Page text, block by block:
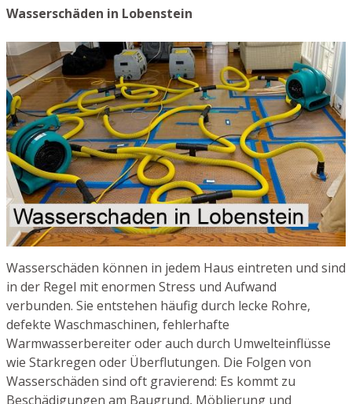
Wasserschäden in Lobenstein
Wasserschäden können in jedem Haus eintreten und sind
in der Regel mit enormen Stress und Aufwand
verbunden. Sie entstehen häufig durch lecke Rohre,
defekte Waschmaschinen, fehlerhafte
Warmwasserbereiter oder auch durch Umwelteinflüsse
wie Starkregen oder Überflutungen. Die Folgen von
Wasserschäden sind oft gravierend: Es kommt zu
Beschädigungen am Baugrund, Möblierung und